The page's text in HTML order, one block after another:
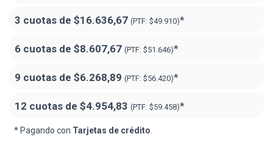
3 cuotas de $16.636,67 (PTF: $49.910)*
6 cuotas de $8.607,67 (PTF: $51.646)*
9 cuotas de $6.268,89 (PTF: $56.420)*
12 cuotas de $4.954,83 (PTF: $59.458)*
* Pagando con Tarjetas de crédito